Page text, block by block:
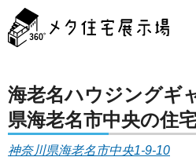
タ
住
示
場
コ
ン
海老名ハウジングギ
県海老名市中央の住宅
神奈川県海老名市中央1-9-10